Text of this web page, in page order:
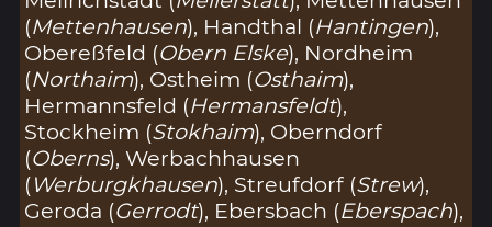
(Mettenhausen), Handthal (Hantingen),
Obereßfeld (Obern Elske), Nordheim
(Northaim), Ostheim (Osthaim),
Hermannsfeld (Hermansfeldt),
Stockheim (Stokhaim), Oberndorf
(Oberns), Werbachhausen
(Werburgkhausen), Streufdorf (Strew),
Geroda (Gerrodt), Ebersbach (Eberspach),